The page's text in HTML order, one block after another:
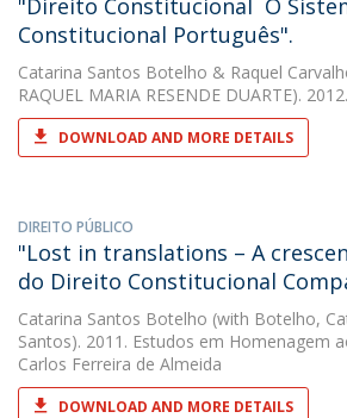
"Direito Constitucional  O
Constitucional Português".
Catarina Santos Botelho & Raquel
RAQUEL MARIA RESENDE DUARTE).
DOWNLOAD AND MORE DETAILS
DIREITO PÚBLICO
"Lost in translations – A
do Direito Constitucional
Catarina Santos Botelho (with Botelho,
Santos). 2011. Estudos em Homenagem
Carlos Ferreira de Almeida
DOWNLOAD AND MORE DETAILS